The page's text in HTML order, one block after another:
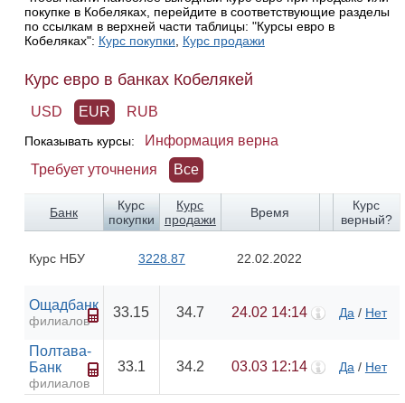
покупке в Кобеляках, перейдите в соответствующие разделы
по ссылкам в верхней части таблицы: "Курсы евро в
Кобеляках": Курс покупки Курс продажи
Курс евро в банках Кобелякей
USD EUR RUB
Показывать курсы:
Информация верна
Требует уточнения
Все
Банк
Курс
покупки
Курс
продажи
Время
Курс
верный?
Курс НБУ 3228.87 22.02.2022
Ощадбанк
филиалов
33.15 34.7 24.02 14:14 Да / Нет
Полтава-
Банк
филиалов
33.1 34.2 03.03 12:14 Да / Нет